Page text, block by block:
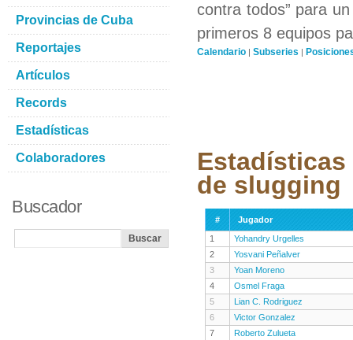
contra todos” para
primeros 8 equipos
Calendario | Subseries |
Estadísticas
de slugging
#
Jugador
1
Yohandry Urgelles
2
Yosvani Peñalver
3
Yoan Moreno
4
Osmel Fraga
5
Lian C. Rodriguez
6
Victor Gonzalez
7
Roberto Zulueta
Provincias de Cuba
Reportajes
Artículos
Records
Estadísticas
Colaboradores
Buscador